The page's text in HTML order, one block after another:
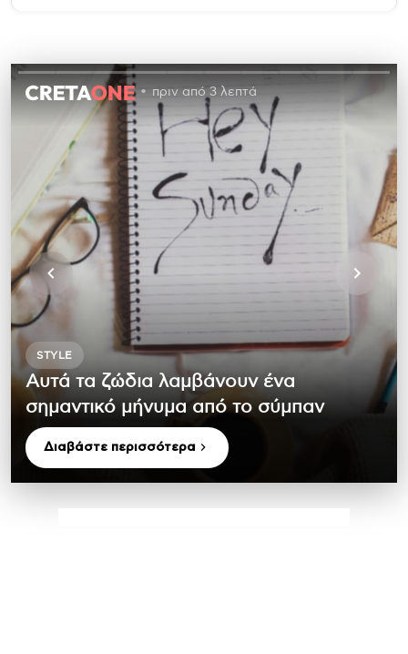
πριν από 3 λεπτά
STYLE
Αυτά τα ζώδια λαμβάνουν ένα
σημαντικό μήνυμα από το σύμπαν
Διαβάστε περισσότερα